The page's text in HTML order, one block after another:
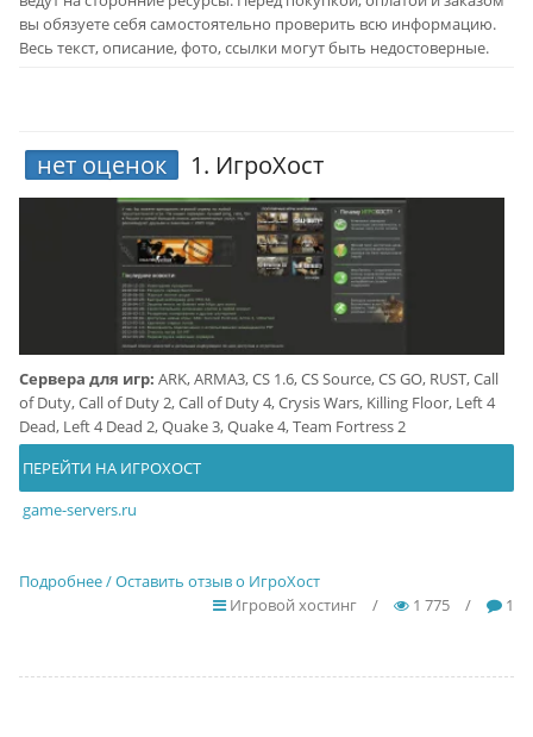
вы обязуете себя самостоятельно проверить всю информацию.
Весь текст, описание, фото, ссылки могут быть недостоверные.
нет оценок 1. ИгроХост
Сервера для игр: ARK, ARMA3, CS 1.6, CS Source, CS GO, RUST, Call
of Duty, Call of Duty 2, Call of Duty 4, Crysis Wars, Killing Floor, Left 4
Dead, Left 4 Dead 2, Quake 3, Quake 4, Team Fortress 2
ПЕРЕЙТИ НА ИГРОХОСТ
game-servers.ru
Подробнее / Оставить отзыв о ИгроХост
Игровой хостинг
/ 1 775 / 1